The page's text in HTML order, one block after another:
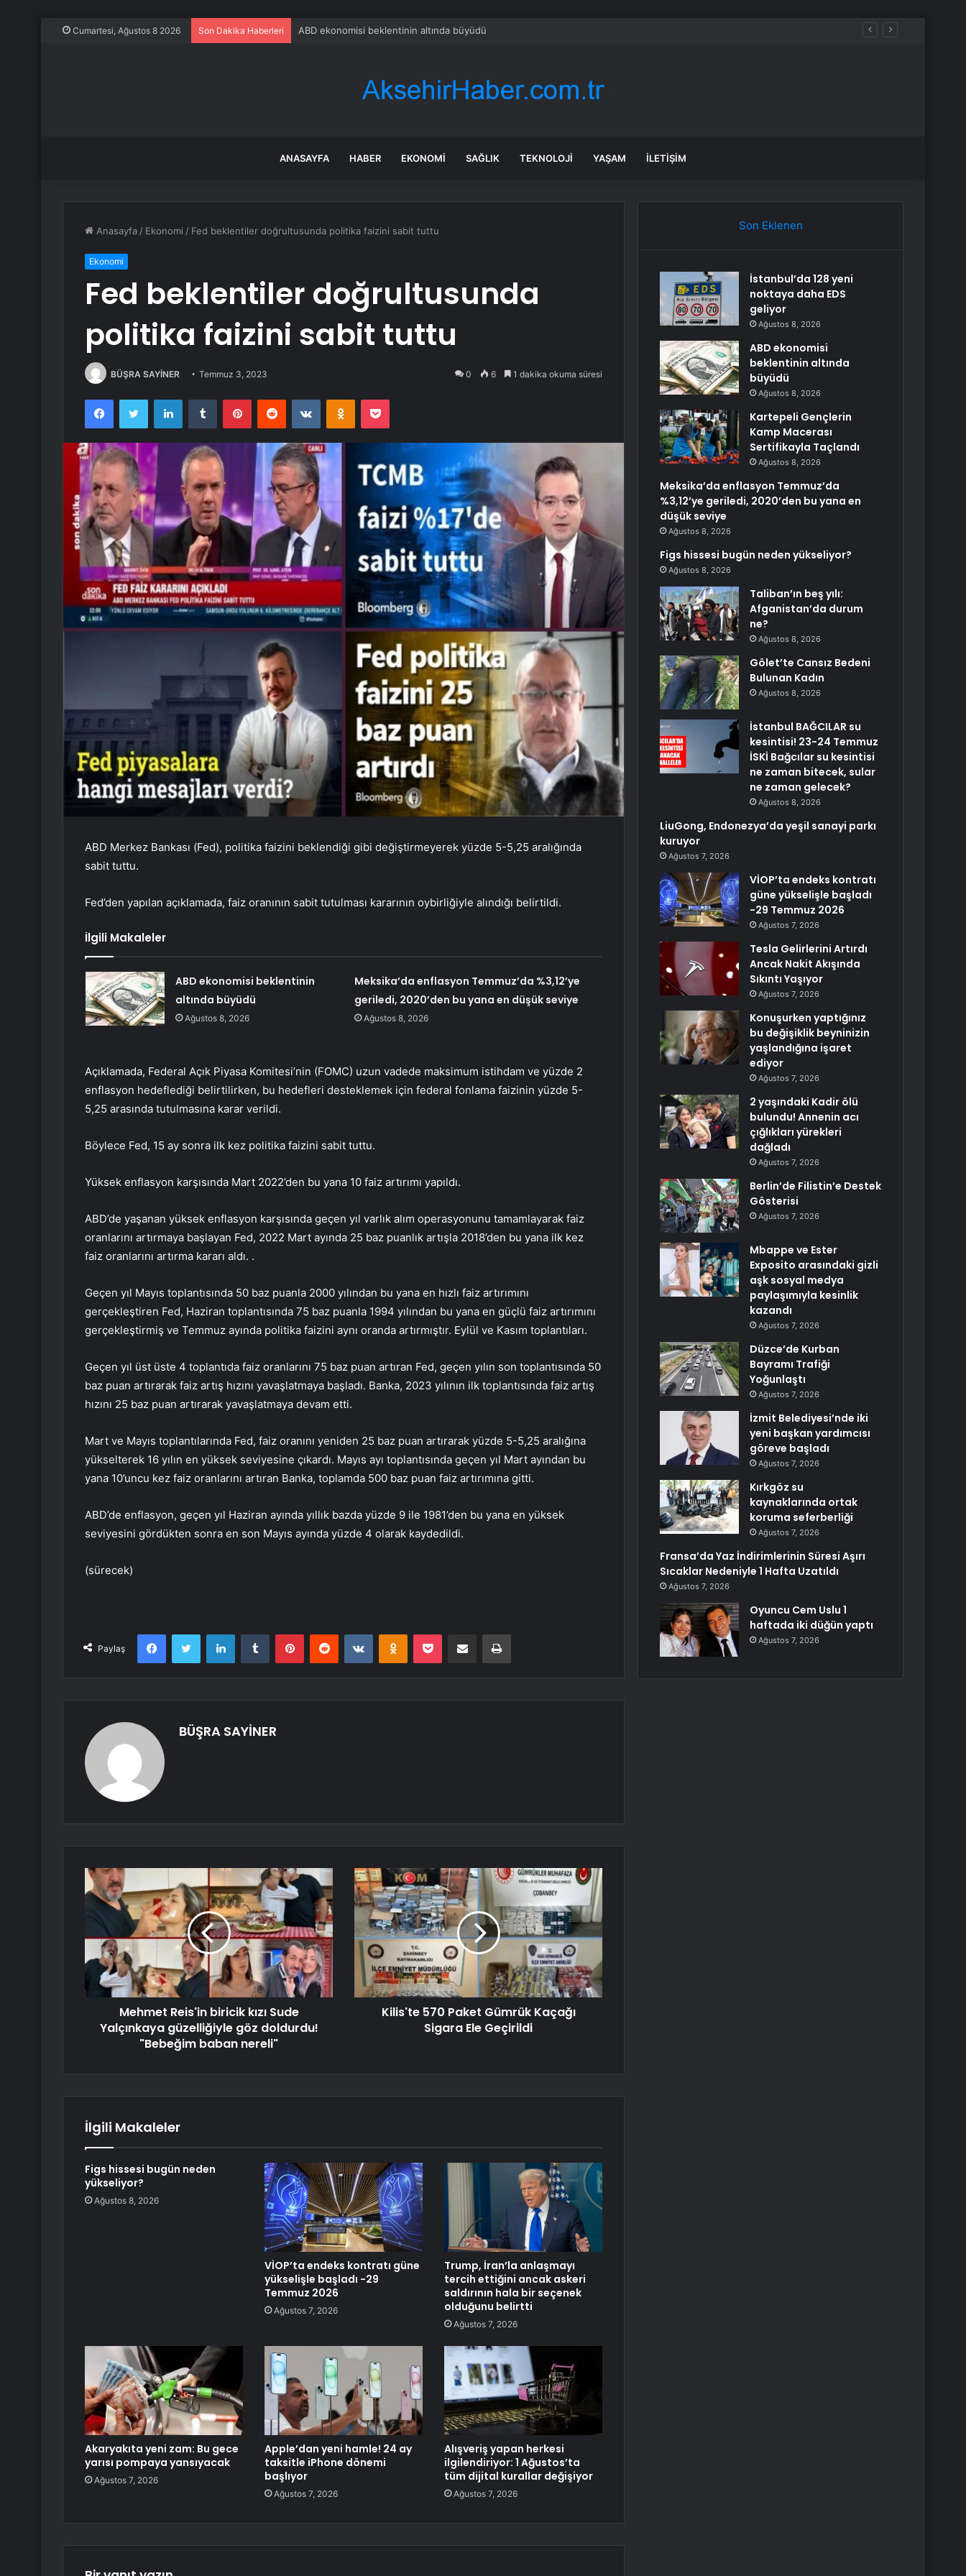
Cumartesi, Ağustos 8 2026 Son Dakika Haberleri ABD ekonomisi beklentinin altında büyüdü
ANASAYFA HABER EKONOMI SAĞLIK TEKNOLOJI YAŞAM İLETIŞIM
Anasayfa / Ekonomi / Fed beklentiler doğrultusunda politika faizini sabit tuttu
Ekonomi
Fed beklentiler doğrultusunda
politika faizini sabit tuttu
BÜŞRA SAYİNER Temmuz 3, 2023 0 6 1 dakika okuma süresi
FacebookTwitter LinkedInTumblr PinterestReddit VKontakteOdnoklassniki
Pocket
ABD Merkez Bankası (Fed), politika faizini beklendiği gibi değiştirmeyerek yüzde 5-5,25 aralığında
sabit tuttu.
Fed’den yapılan açıklamada, faiz oranının sabit tutulması kararının oybirliğiyle alındığı belirtildi.
İlgili Makaleler
ABD ekonomisi beklentinin
altında büyüdü
Ağustos 8, 2026
Meksika’da enflasyon Temmuz’da %3,12’ye
geriledi, 2020’den bu yana en düşük seviye
Ağustos 8, 2026
Açıklamada, Federal Açık Piyasa Komitesi’nin (FOMC) uzun vadede maksimum istihdam ve yüzde 2
enflasyon hedeflediği belirtilirken, bu hedefleri desteklemek için federal fonlama faizinin yüzde 5-
5,25 arasında tutulmasına karar verildi.
Böylece Fed, 15 ay sonra ilk kez politika faizini sabit tuttu.
Yüksek enflasyon karşısında Mart 2022’den bu yana 10 faiz artırımı yapıldı.
ABD’de yaşanan yüksek enflasyon karşısında geçen yıl varlık alım operasyonunu tamamlayarak faiz
oranlarını artırmaya başlayan Fed, 2022 Mart ayında 25 baz puanlık artışla 2018’den bu yana ilk kez
faiz oranlarını artırma kararı aldı. .
Geçen yıl Mayıs toplantısında 50 baz puanla 2000 yılından bu yana en hızlı faiz artırımını
gerçekleştiren Fed, Haziran toplantısında 75 baz puanla 1994 yılından bu yana en güçlü faiz artırımını
gerçekleştirmiş ve Temmuz ayında politika faizini aynı oranda artırmıştır. Eylül ve Kasım toplantıları.
Geçen yıl üst üste 4 toplantıda faiz oranlarını 75 baz puan artıran Fed, geçen yılın son toplantısında 50
baz puan artırarak faiz artış hızını yavaşlatmaya başladı. Banka, 2023 yılının ilk toplantısında faiz artış
hızını 25 baz puan artırarak yavaşlatmaya devam etti.
Mart ve Mayıs toplantılarında Fed, faiz oranını yeniden 25 baz puan artırarak yüzde 5-5,25 aralığına
yükselterek 16 yılın en yüksek seviyesine çıkardı. Mayıs ayı toplantısında geçen yıl Mart ayından bu
yana 10’uncu kez faiz oranlarını artıran Banka, toplamda 500 baz puan faiz artırımına gitti.
ABD’de enflasyon, geçen yıl Haziran ayında yıllık bazda yüzde 9 ile 1981’den bu yana en yüksek
seviyesini gördükten sonra en son Mayıs ayında yüzde 4 olarak kaydedildi.
(sürecek)
Paylaş
FacebookTwitter LinkedInTumblr PinterestReddit VKontakteOdnoklassniki
Pocket E-Posta ile paylaş Yazdır
BÜŞRA SAYİNER
Mehmet Reis'in biricik kızı Sude
Yalçınkaya güzelliğiyle göz doldurdu!
"Bebeğim baban nereli"
Kilis'te 570 Paket Gümrük Kaçağı
Sigara Ele Geçirildi
İlgili Makaleler
Figs hissesi bugün neden
yükseliyor?
Ağustos 8, 2026
VİOP’ta endeks kontratı güne
yükselişle başladı -29
Temmuz 2026
Ağustos 7, 2026
Trump, İran’la anlaşmayı
tercih ettiğini ancak askeri
saldırının hala bir seçenek
olduğunu belirtti
Ağustos 7, 2026
Akaryakıta yeni zam: Bu gece
yarısı pompaya yansıyacak
Ağustos 7, 2026
Apple’dan yeni hamle! 24 ay
taksitle iPhone dönemi
başlıyor
Ağustos 7, 2026
Alışveriş yapan herkesi
ilgilendiriyor: 1 Ağustos’ta
tüm dijital kurallar değişiyor
Ağustos 7, 2026
Son Eklenen
İstanbul’da 128 yeni
noktaya daha EDS
geliyor
Ağustos 8, 2026
ABD ekonomisi
beklentinin altında
büyüdü
Ağustos 8, 2026
Kartepeli Gençlerin
Kamp Macerası
Sertifikayla Taçlandı
Ağustos 8, 2026
Meksika’da enflasyon Temmuz’da
%3,12’ye geriledi, 2020’den bu yana en
düşük seviye
Ağustos 8, 2026
Figs hissesi bugün neden yükseliyor?
Ağustos 8, 2026
Taliban’ın beş yılı:
Afganistan’da durum
ne?
Ağustos 8, 2026
Gölet’te Cansız Bedeni
Bulunan Kadın
Ağustos 8, 2026
İstanbul BAĞCILAR su
kesintisi! 23-24 Temmuz
İSKİ Bağcılar su kesintisi
ne zaman bitecek, sular
ne zaman gelecek?
Ağustos 8, 2026
LiuGong, Endonezya’da yeşil sanayi parkı
kuruyor
Ağustos 7, 2026
VİOP’ta endeks kontratı
güne yükselişle başladı
-29 Temmuz 2026
Ağustos 7, 2026
Tesla Gelirlerini Artırdı
Ancak Nakit Akışında
Sıkıntı Yaşıyor
Ağustos 7, 2026
Konuşurken yaptığınız
bu değişiklik beyninizin
yaşlandığına işaret
ediyor
Ağustos 7, 2026
2 yaşındaki Kadir ölü
bulundu! Annenin acı
çığlıkları yürekleri
dağladı
Ağustos 7, 2026
Berlin’de Filistin’e Destek
Gösterisi
Ağustos 7, 2026
Mbappe ve Ester
Exposito arasındaki gizli
aşk sosyal medya
paylaşımıyla kesinlik
kazandı
Ağustos 7, 2026
Düzce’de Kurban
Bayramı Trafiği
Yoğunlaştı
Ağustos 7, 2026
İzmit Belediyesi’nde iki
yeni başkan yardımcısı
göreve başladı
Ağustos 7, 2026
Kırkgöz su
kaynaklarında ortak
koruma seferberliği
Ağustos 7, 2026
Fransa’da Yaz İndirimlerinin Süresi Aşırı
Sıcaklar Nedeniyle 1 Hafta Uzatıldı
Ağustos 7, 2026
Oyuncu Cem Uslu 1
haftada iki düğün yaptı
Ağustos 7, 2026